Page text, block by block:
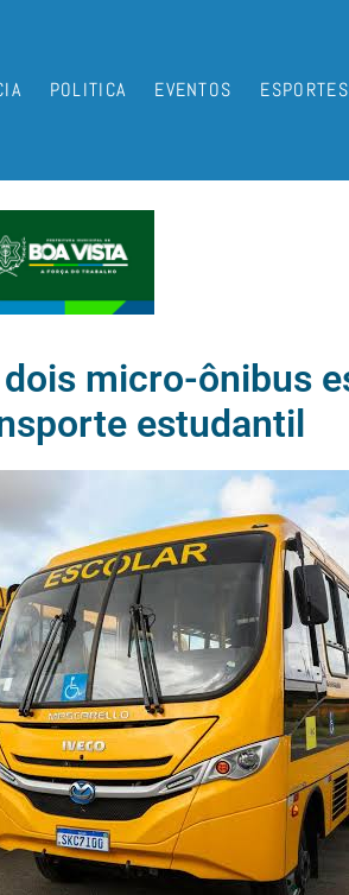
POLITICA EVENTOS ESPORTES
micro-ônibus
estudantil